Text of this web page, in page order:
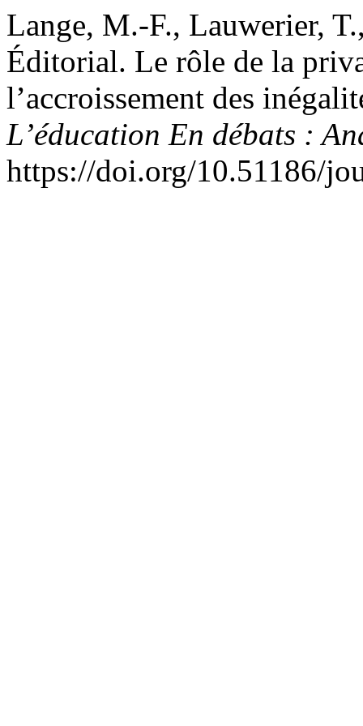
Lange, M.-F., Lauwerier,
Éditorial. Le rôle de la
l’accroissement des
L’éducation En débats :
https://doi.org/10.51186/